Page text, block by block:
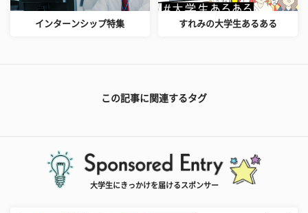
インターンシップ特集 すれみの大学生あるある
この記事に関連するタグ
大学生にきっかけを届けるスポンサー